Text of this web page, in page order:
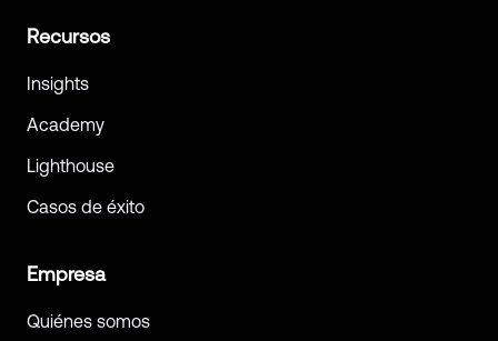
Recursos
Insights
Academy
Lighthouse
Casos de éxito
Empresa
Quiénes somos